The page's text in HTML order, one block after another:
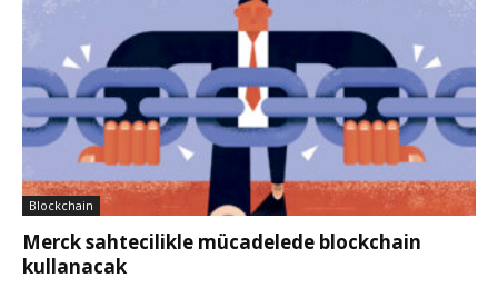
Blockchain
Merck sahtecilikle mücadelede blockchain
kullanacak